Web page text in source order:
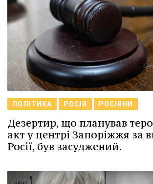
ПОЛІТИКА РОСІЯ РОСІЯНИ
Дезертир, що планував
акт у центрі Запоріжжя за
Росії, був засуджений.